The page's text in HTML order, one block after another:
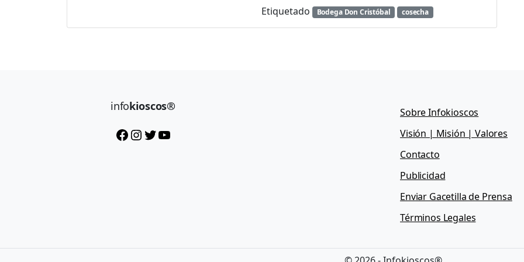
Etiquetado
Bodega Don Cristóbal cosecha
infokioscos®
Facebook Instagram Twitter YouTube
Sobre Infokioscos
Visión | Misión | Valores
Contacto
Publicidad
Enviar Gacetilla de Prensa
Términos Legales